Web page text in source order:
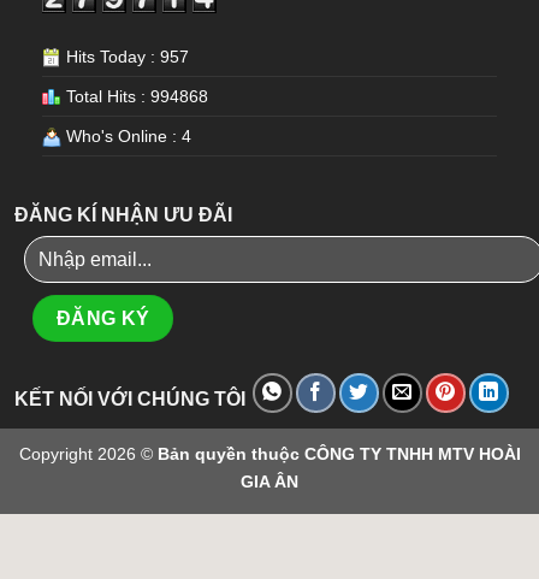
Hits Today : 957
Total Hits : 994868
Who's Online : 4
ĐĂNG KÍ NHẬN ƯU ĐÃI
KẾT NỐI VỚI CHÚNG TÔI
Copyright 2026 © Bản quyền thuộc CÔNG TY TNHH MTV HOÀI
GIA ÂN